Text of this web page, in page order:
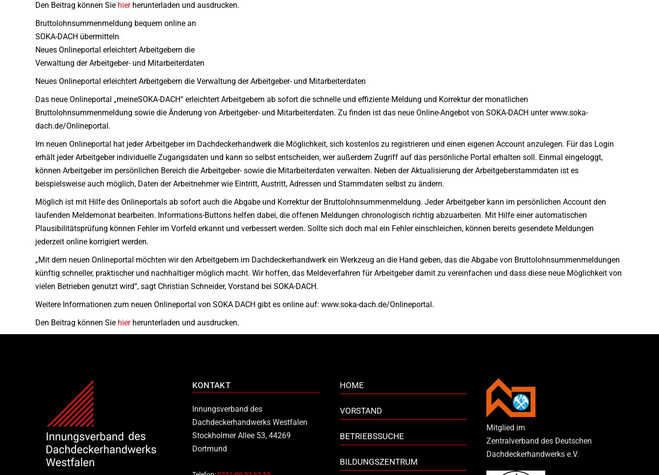
Den Beitrag können Sie hierherunterladen und ausdrucken.
Bruttolohnsummenmeldung bequem online an
SOKA-DACH übermitteln
Neues Onlineportal erleichtert Arbeitgebern die
Verwaltung der Arbeitgeber- und Mitarbeiterdaten
Neues Onlineportal erleichtert Arbeitgebern die Verwaltung der Arbeitgeber- und Mitarbeiterdaten
Das neue Onlineportal „meineSOKA-DACH“ erleichtert Arbeitgebern ab sofort die schnelle und effiziente Meldung und Korrektur der monatlichen
Bruttolohnsummenmeldung sowie die Änderung von Arbeitgeber- und Mitarbeiterdaten. Zu finden ist das neue Online-Angebot von SOKA-DACH unter www.soka-
dach.de/Onlineportal.
Im neuen Onlineportal hat jeder Arbeitgeber im Dachdeckerhandwerk die Möglichkeit, sich kostenlos zu registrieren und einen eigenen Account anzulegen. Für das Login
erhält jeder Arbeitgeber individuelle Zugangsdaten und kann so selbst entscheiden, wer außerdem Zugriff auf das persönliche Portal erhalten soll. Einmal eingeloggt,
können Arbeitgeber im persönlichen Bereich die Arbeitgeber- sowie die Mitarbeiterdaten verwalten. Neben der Aktualisierung der Arbeitgeberstammdaten ist es
beispielsweise auch möglich, Daten der Arbeitnehmer wie Eintritt, Austritt, Adressen und Stammdaten selbst zu ändern.
Möglich ist mit Hilfe des Onlineportals ab sofort auch die Abgabe und Korrektur der Bruttolohnsummenmeldung. Jeder Arbeitgeber kann im persönlichen Account den
laufenden Meldemonat bearbeiten. Informations-Buttons helfen dabei, die offenen Meldungen chronologisch richtig abzuarbeiten. Mit Hilfe einer automatischen
Plausibilitätsprüfung können Fehler im Vorfeld erkannt und verbessert werden. Sollte sich doch mal ein Fehler einschleichen, können bereits gesendete Meldungen
jederzeit online korrigiert werden.
„Mit dem neuen Onlineportal möchten wir den Arbeitgebern im Dachdeckerhandwerk ein Werkzeug an die Hand geben, das die Abgabe von Bruttolohnsummenmeldungen
künftig schneller, praktischer und nachhaltiger möglich macht. Wir hoffen, das Meldeverfahren für Arbeitgeber damit zu vereinfachen und dass diese neue Möglichkeit von
vielen Betrieben genutzt wird“, sagt Christian Schneider, Vorstand bei SOKA-DACH.
Weitere Informationen zum neuen Onlineportal von SOKA DACH gibt es online auf: www.soka-dach.de/Onlineportal.
Den Beitrag können Sie hierherunterladen und ausdrucken.
KONTAKT
Innungsverband des
Dachdeckerhandwerks Westfalen
Stockholmer Allee 53, 44269
Dortmund
HOME
VORSTAND
BETRIEBSSUCHE
BILDUNGSZENTRUM
Mitglied im
Zentralverband des Deutschen
Dachdeckerhandwerks e.V.